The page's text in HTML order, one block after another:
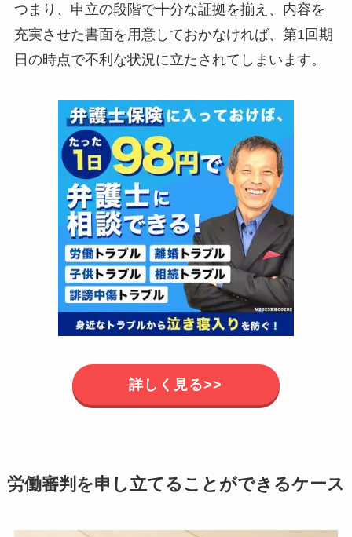
つまり、申立の段階で十分な証拠を揃え、内容を
充実させた書面を用意しておかなければ、第1回期
日の時点で不利な状況に立たされてしまいます。
詳しく見る>>
労働審判を申し立てることができるケース